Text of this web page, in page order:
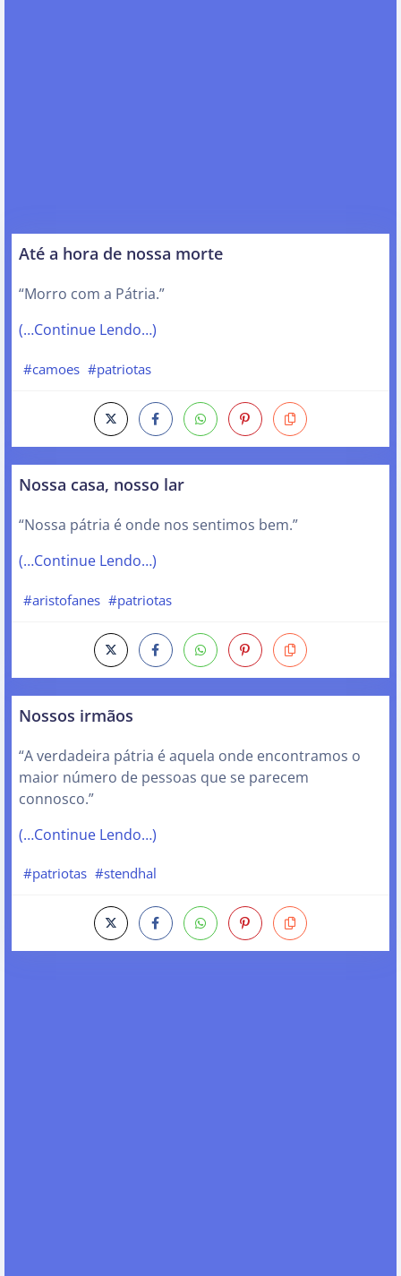
Até a hora de nossa morte
“Morro com a Pátria.”
(…Continue Lendo…)
#camoes #patriotas
Nossa casa, nosso lar
“Nossa pátria é onde nos sentimos bem.”
(…Continue Lendo…)
#aristofanes #patriotas
Nossos irmãos
“A verdadeira pátria é aquela onde encontramos o
maior número de pessoas que se parecem
connosco.”
(…Continue Lendo…)
#patriotas #stendhal